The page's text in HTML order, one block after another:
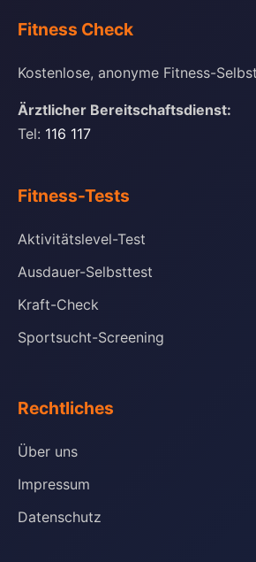
Fitness Check
Kostenlose, anonyme Fitness-
Ärztlicher Bereitschaftsdienst:
Tel: 116 117
Fitness-Tests
Aktivitätslevel-Test
Ausdauer-Selbsttest
Kraft-Check
Sportsucht-Screening
Rechtliches
Über uns
Impressum
Datenschutz